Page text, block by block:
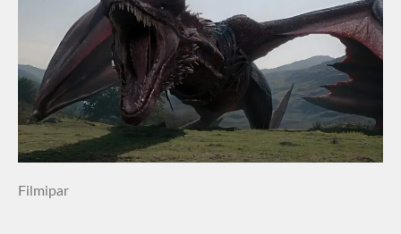
Filmipar